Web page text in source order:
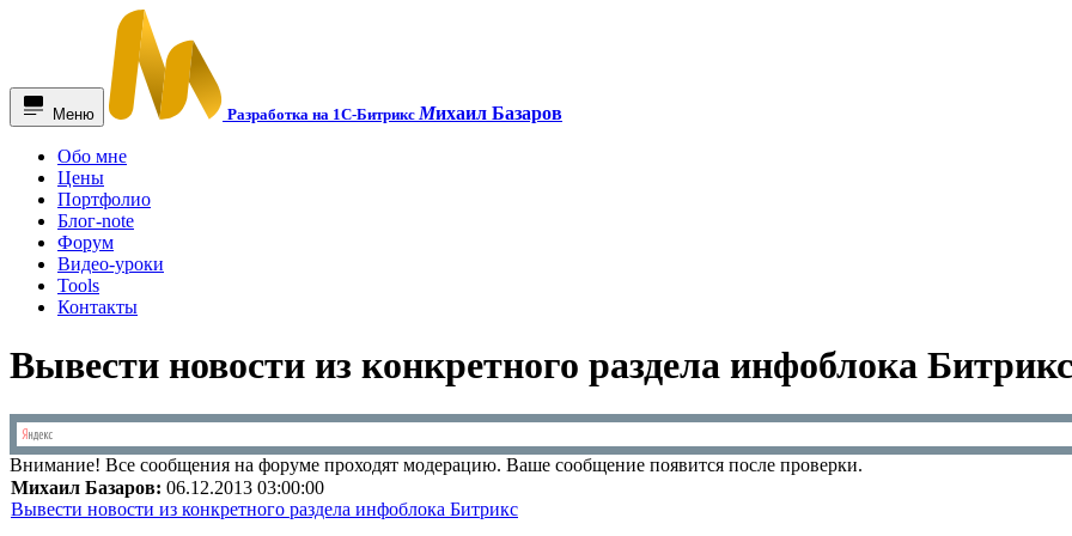
Меню Разработка на 1С-БитриксМихаил Базаров
Обо мне
Цены
Портфолио
Блог-note
Форум
Видео-уроки
Tools
Контакты
Вывести новости из конкретного раздела инфоблока Битрикс
Внимание! Все сообщения на форуме проходят модерацию. Ваше сообщение появится после проверки.
Михаил Базаров: 06.12.2013 03:00:00
Вывести новости из конкретного раздела инфоблока Битрикс